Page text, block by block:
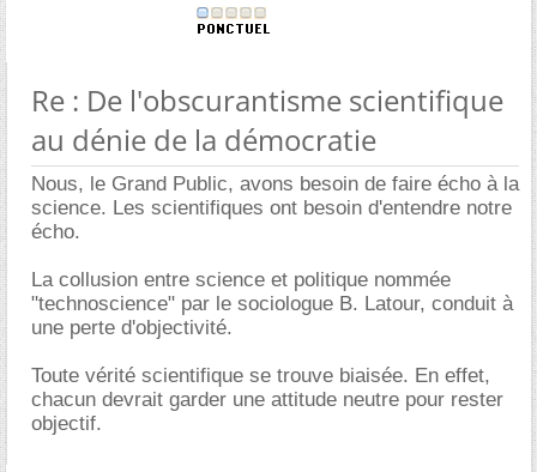
Re : De l'obscurantisme scientifique
au dénie de la démocratie
Nous, le Grand Public, avons besoin de faire écho à la
science. Les scientifiques ont besoin d'entendre notre
écho.
La collusion entre science et politique nommée
"technoscience" par le sociologue B. Latour, conduit à
une perte d'objectivité.
Toute vérité scientifique se trouve biaisée. En effet,
chacun devrait garder une attitude neutre pour rester
objectif.